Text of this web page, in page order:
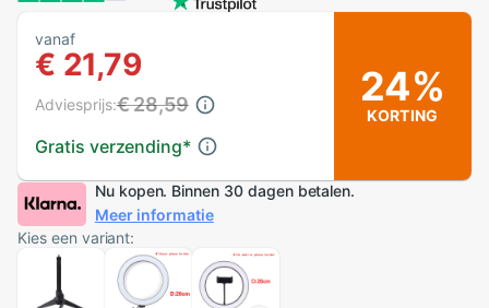
vanaf
€ 21,79
Gratis verzending*
Adviesprijs:€ 28,59 24%
KORTING
Nu kopen. Binnen 30 dagen betalen.
Meer informatie
Kies een variant: